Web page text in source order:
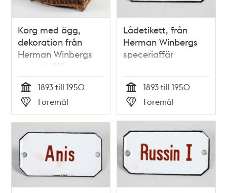
Korg med ägg,
dekoration från
Herman Winbergs
speceriaffär
Tid
1893 till 1950
Typ
Föremål
Lådetikett, från
Herman Winbergs
speceriaffär
Tid
1893 till 1950
Typ
Föremål